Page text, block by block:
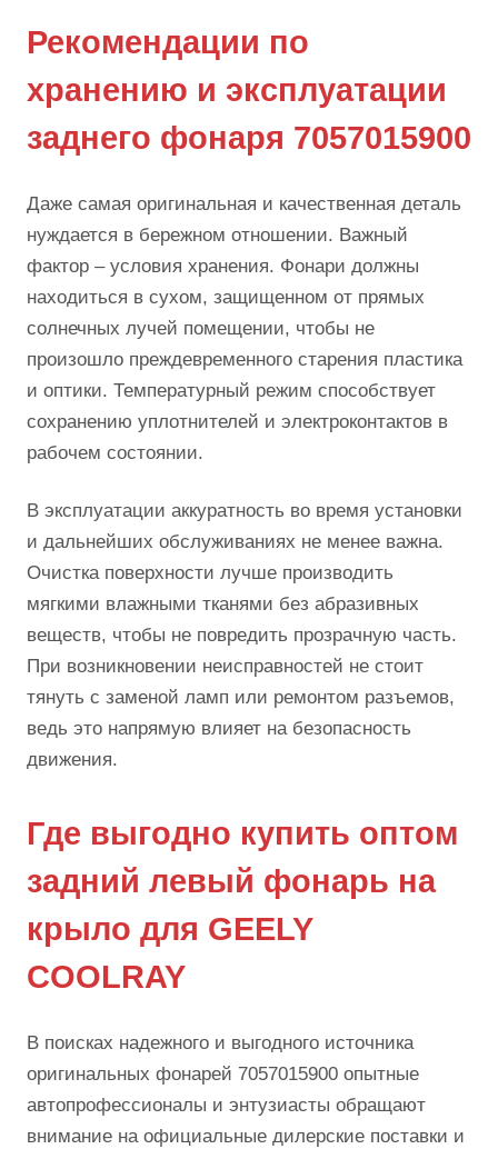
Рекомендации по
хранению и эксплуатации
заднего фонаря 7057015900
Даже самая оригинальная и качественная деталь
нуждается в бережном отношении. Важный
фактор – условия хранения. Фонари должны
находиться в сухом, защищенном от прямых
солнечных лучей помещении, чтобы не
произошло преждевременного старения пластика
и оптики. Температурный режим способствует
сохранению уплотнителей и электроконтактов в
рабочем состоянии.
В эксплуатации аккуратность во время установки
и дальнейших обслуживаниях не менее важна.
Очистка поверхности лучше производить
мягкими влажными тканями без абразивных
веществ, чтобы не повредить прозрачную часть.
При возникновении неисправностей не стоит
тянуть с заменой ламп или ремонтом разъемов,
ведь это напрямую влияет на безопасность
движения.
Где выгодно купить оптом
задний левый фонарь на
крыло для GEELY
COOLRAY
В поисках надежного и выгодного источника
оригинальных фонарей 7057015900 опытные
автопрофессионалы и энтузиасты обращают
внимание на официальные дилерские поставки и